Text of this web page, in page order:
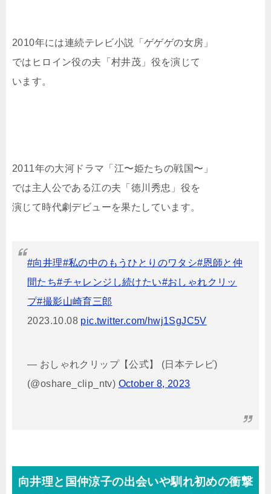
2010年には連続テレビ小説「ゲゲゲの女房」
ではヒロイン役の夫「村井茂」役を演じて
います。
2011年の大河ドラマ「江〜姫たちの戦国〜」
では主人公である江の夫「徳川秀忠」役を
演じて時代劇デビューを果たしています。
#向井理#私の中のもうひとりのワタシ#恩師と仲
間たち#チャレンジし続けたい#おしゃれクリッ
プ#撮影山崎育三郎
2023.10.08 pic.twitter.com/hwj1SgJC5V
— おしゃれクリップ【公式】 (日本テレビ)
(@oshare_clip_ntv) October 8, 2023
向井理と国仲涼子の出会いや馴れ初めの衝撃